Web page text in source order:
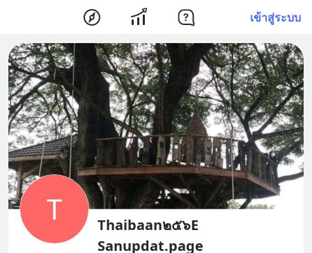
เข้าสู่ระบบ
T
Thaibaan๒๕๖E
Sanupdat.page